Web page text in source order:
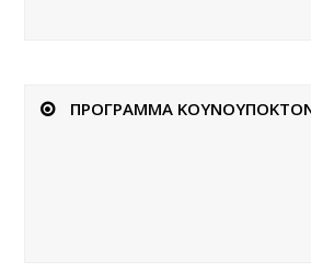
ΠΡΟΓΡΑΜΜΑ